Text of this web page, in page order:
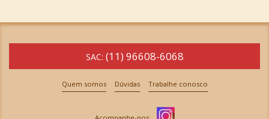
SAC: (11) 96608-6068
Quem somos Dúvidas Trabalhe conosco